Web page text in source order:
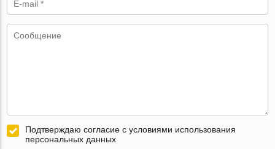
Подтверждаю согласие с условиями использования
персональных данных